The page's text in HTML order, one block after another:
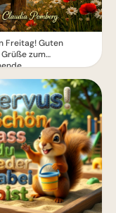
Freitag! Guten
zum